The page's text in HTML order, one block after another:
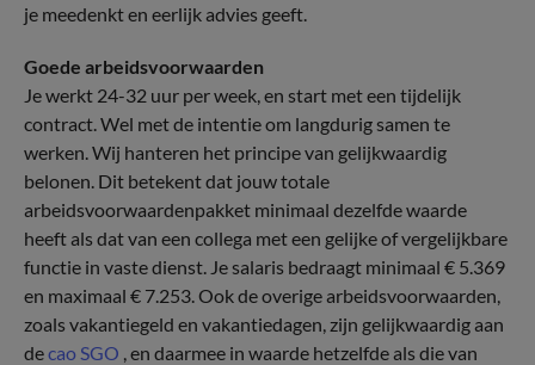
je meedenkt en eerlijk advies geeft.
Goede arbeidsvoorwaarden
Je werkt 24-32 uur per week, en start met een tijdelijk
contract. Wel met de intentie om langdurig samen te
werken. Wij hanteren het principe van gelijkwaardig
belonen. Dit betekent dat jouw totale
arbeidsvoorwaardenpakket minimaal dezelfde waarde
heeft als dat van een collega met een gelijke of vergelijkbare
functie in vaste dienst. Je salaris bedraagt minimaal € 5.369
en maximaal € 7.253. Ook de overige arbeidsvoorwaarden,
zoals vakantiegeld en vakantiedagen, zijn gelijkwaardig aan
decao SGO , en daarmee in waarde hetzelfde als die van